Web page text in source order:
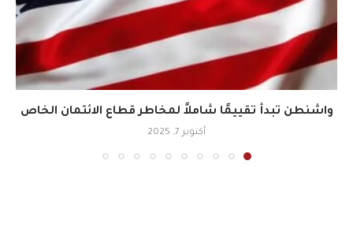
واشنطن تبدأ تقييمًا شاملاً لمخاطر قطاع الائتمان الخاص
أكتوبر 7, 2025